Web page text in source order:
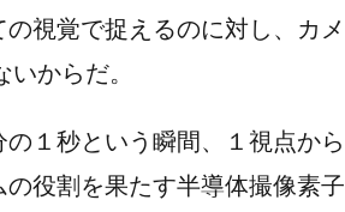
視覚で捉えるのに対し、カメ
からだ。
１秒という瞬間、１視点から
役割を果たす半導体撮像素子